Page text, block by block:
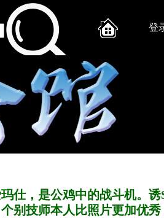
登
仕，是公鸡中的战斗机。诱
别技师本人比照片更加优